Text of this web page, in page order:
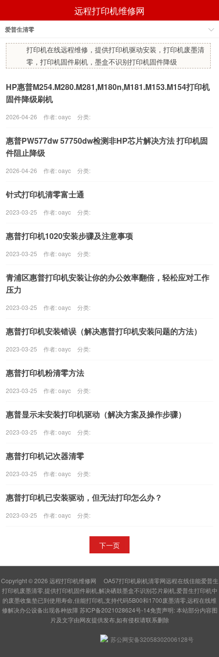
远程打印机维修网
爱普生清零
打印机在线远程维修，提供打印机驱动安装，打印机废墨清
零，打印机固件刷机，墨盒不识别打印机固件降级
HP惠普M254.M280.M281,M180n,M181.M153.M154打印机
固件降级刷机
2026-04-26 作者: oayc 分类:
惠普PW577dw 57750dw检测非HP芯片解决方法 打印机固
件阻止降级
2026-04-26 作者: oayc 分类:
针式打印机清零富士通
2023-03-25 作者: oayc 分类:
惠普打印机1020安装步骤及注意事项
2023-03-25 作者: oayc 分类:
青浦区惠普打印机安装让你的办公效率翻倍，轻松应对工作
压力
2023-03-25 作者: oayc 分类:
惠普打印机安装错误（解决惠普打印机安装问题的方法）
2023-03-25 作者: oayc 分类:
惠普打印机粉清零方法
2023-03-25 作者: oayc 分类:
惠普显示未安装打印机驱动（解决方案及操作步骤）
2023-03-25 作者: oayc 分类:
惠普打印机记次器清零
2023-03-25 作者: oayc 分类:
惠普打印机已安装驱动，但无法打印怎么办？
2023-03-25 作者: oayc 分类:
下一页
Copyright © 2026 远程打印机维修网
OA57打印机刷机清零网远程在线佳能爱普生
打印机废墨清零,提供打印机固件刷机,解决硒鼓墨盒不识别芯片刷机,爱普生打印机中
的废墨收集垫已到使用寿命,佳能打印机,支持代码5B00和1700废墨清零,远程在线维
修解决办公设备出现各种故障 苏ICP备2021028624号-14免责声明: 本站部分内容图
片及文字由网友提供发布,如有侵权请联系删除
苏公网安备32058302006128号